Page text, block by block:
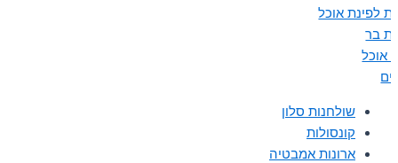
לפינת אוכל
בר
אוכל
שולחנות סלון
קונסולות
ארונות אמבטיה